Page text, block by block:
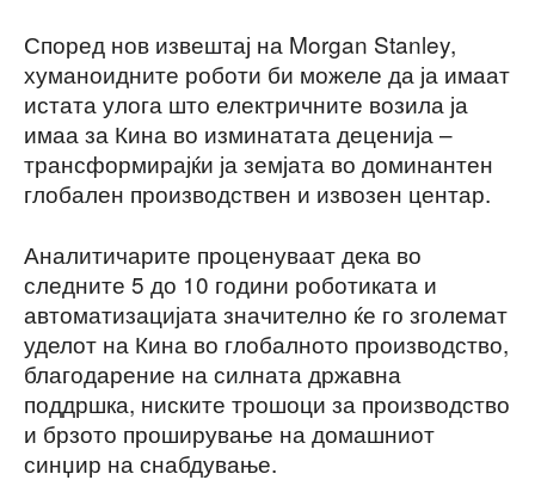
Според нов извештај на Morgan Stanley,
хуманоидните роботи би можеле да ја имаат
истата улога што електричните возила ја
имаа за Кина во изминатата деценија –
трансформирајќи ја земјата во доминантен
глобален производствен и извозен центар.
Аналитичарите проценуваат дека во
следните 5 до 10 години роботиката и
автоматизацијата значително ќе го зголемат
уделот на Кина во глобалното производство,
благодарение на силната државна
поддршка, ниските трошоци за производство
и брзото проширување на домашниот
синџир на снабдување.